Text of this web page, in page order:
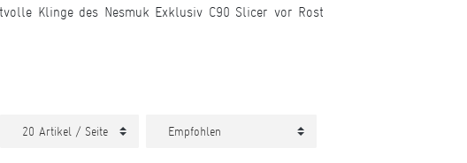
Klinge des Nesmuk Exklusiv C90 Slicer vor Rost